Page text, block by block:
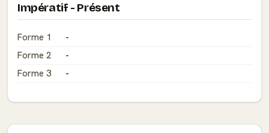
Impératif - Présent
Forme 1
-
Forme 2
-
Forme 3
-